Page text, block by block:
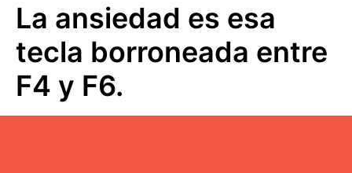
La ansiedad es esa
tecla borroneada entre
F4 y F6.